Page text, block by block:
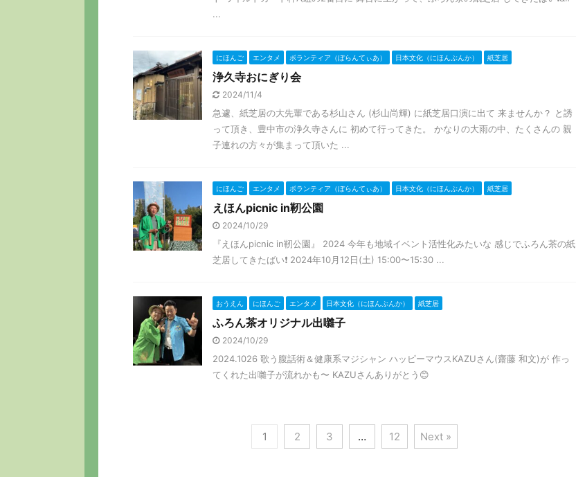
...
にほんご エンタメ ボランティア（ぼらんてぃあ） 日本文化（にほんぶんか） 紙芝居
浄久寺おにぎり会
2024/11/4
急遽、紙芝居の大先輩である杉山さん (杉山尚輝) に紙芝居口演に出て 来ませんか？ と誘
って頂き、豊中市の浄久寺さんに 初めて行ってきた。 かなりの大雨の中、たくさんの 親
子連れの方々が集まって頂いた ...
にほんご エンタメ ボランティア（ぼらんてぃあ） 日本文化（にほんぶんか） 紙芝居
えほんpicnic in靭公園
2024/10/29
『えほんpicnic in靭公園』 2024 今年も地域イベント活性化みたいな 感じでふろん茶の紙
芝居してきたばい❗️ 2024年10月12日(土) 15:00〜15:30 ...
おうえん にほんご エンタメ 日本文化（にほんぶんか） 紙芝居
ふろん茶オリジナル出囃子
2024/10/29
2024.1026 歌う腹話術＆健康系マジシャン ハッピーマウスKAZUさん(齋藤 和文)が 作っ
てくれた出囃子が流れかも〜 KAZUさんありがとう😊
1 2 3 … 12 Next »